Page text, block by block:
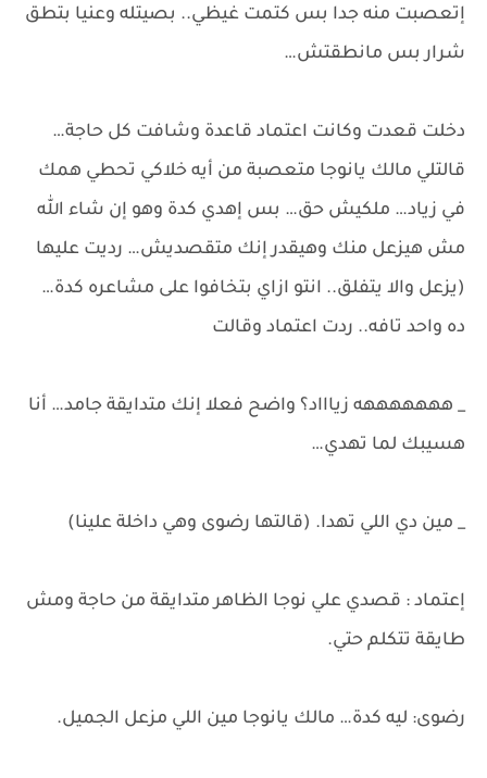
إتعصبت منه جدا بس كتمت غيظي.. بصيتله وعنيا بتطق
شرار بس مانطقتش…
دخلت قعدت وكانت اعتماد قاعدة وشافت كل حاجة…
قالتلي مالك يانوجا متعصبة من أيه خلاكي تحطي همك
في زياد… ملكيش حق… بس إهدي كدة وهو إن شاء الله
مش هيزعل منك وهيقدر إنك متقصديش… رديت عليها
(يزعل والا يتفلق.. انتو ازاي بتخافوا على مشاعره كدة…
ده واحد تافه.. ردت اعتماد وقالت
_ هههههههه زياااد؟ واضح فعلا إنك متدايقة جامد… أنا
هسيبك لما تهدي…
_ مين دي اللي تهدا. (قالتها رضوى وهي داخلة علينا)
إعتماد : قصدي علي نوجا الظاهر متدايقة من حاجة ومش
طايقة تتكلم حتي.
رضوى: ليه كدة… مالك يانوجا مين اللي مزعل الجميل.